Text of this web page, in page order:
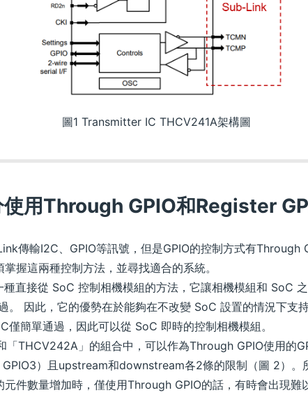
圖1 Transmitter IC THCV241A架構圖
用Through GPIO和Register
傳輸I2C、GPIO等訊號，但是GPIO的控制方式有Through
握這兩種控制方法，並尋找適合的系統。
直接從 SoC 控制相機模組的方法，它讓相機模組和 SoC
。 因此，它的優勢在於能夠在不改變 SoC 設置的情況下支
簡單通過，因此可以從 SoC 即時的控制相機模組。
THCV242A」的組合中，可以作為Through GPIO使用的
GPIO3）且upstream和downstream各2條的限制（圖 2）。
件數量增加時，僅使用Through GPIO的話，有時會出現難